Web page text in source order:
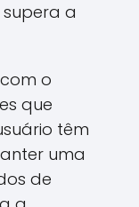
a
o
que
têm
uma
de